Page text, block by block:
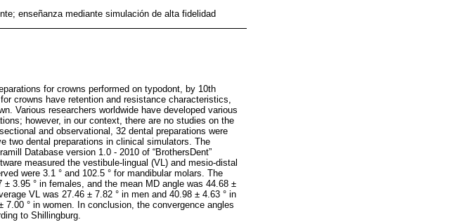
enseñanza mediante simulación de alta fidelidad
for crowns performed on typodont, by 10th
crowns have retention and resistance characteristics,
Various researchers worldwide have developed various
however, in our context, there are no studies on the
and observational, 32 dental preparations were
two dental preparations in clinical simulators. The
Database version 1.0 - 2010 of “BrothersDent”
measured the vestibule-lingual (VL) and mesio-distal
were 3.1 ° and 102.5 ° for mandibular molars. The
3.95 ° in females, and the mean MD angle was 44.68 ±
VL was 27.46 ± 7.82 ° in men and 40.98 ± 4.63 ° in
° in women. In conclusion, the convergence angles
to Shillingburg.